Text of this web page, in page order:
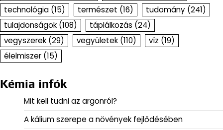
technológia (15) természet (16) tudomány (241)
tulajdonságok (108) táplálkozás (24)
vegyszerek (29) vegyületek (110) víz (19)
élelmiszer (15)
Kémia infók
Mit kell tudni az argonról?
A kálium szerepe a növények fejlődésében